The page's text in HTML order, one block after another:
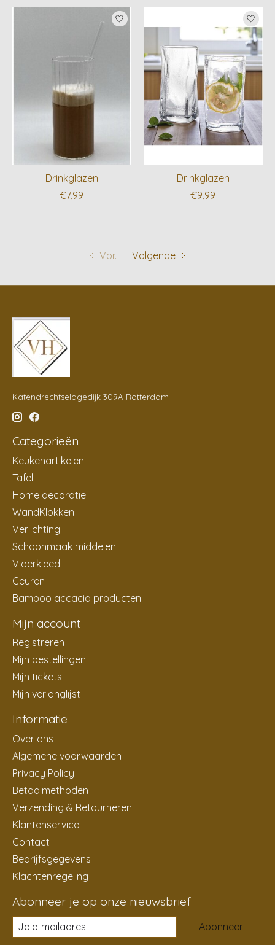
Drinkglazen
€7,99
Drinkglazen
€9,99
Vor. Volgende
Katendrechtselagedijk 309A Rotterdam
Categorieën
Keukenartikelen
Tafel
Home decoratie
WandKlokken
Verlichting
Schoonmaak middelen
Vloerkleed
Geuren
Bamboo accacia producten
Mijn account
Registreren
Mijn bestellingen
Mijn tickets
Mijn verlanglijst
Informatie
Over ons
Algemene voorwaarden
Privacy Policy
Betaalmethoden
Verzending & Retourneren
Klantenservice
Contact
Bedrijfsgegevens
Klachtenregeling
Abonneer je op onze nieuwsbrief
Abonneer